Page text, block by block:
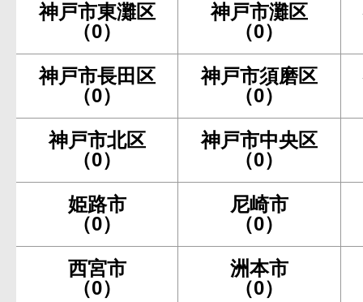
神戸市東灘区
（0）
神戸市灘区
（0）
神戸市長田区
（0）
神戸市須磨区
（0）
神戸市北区
（0）
神戸市中央区
（0）
姫路市
（0）
尼崎市
（0）
西宮市
（0）
洲本市
（0）